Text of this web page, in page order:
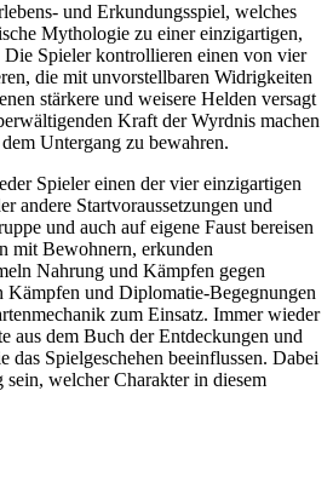
und Erkundungsspiel, welches
Mythologie zu einer einzigartigen,
Spieler kontrollieren einen von vier
die mit unvorstellbaren Widrigkeiten
stärkere und weisere Helden versagt
Kraft der Wyrdnis machen
Untergang zu bewahren.
Spieler einen der vier einzigartigen
andere Startvoraussetzungen und
und auch auf eigene Faust bereisen
mit Bewohnern, erkunden
Nahrung und Kämpfen gegen
Kämpfen und Diplomatie-Begegnungen
zum Einsatz. Immer wieder
aus dem Buch der Entdeckungen und
das Spielgeschehen beeinflussen. Dabei
welcher Charakter in diesem